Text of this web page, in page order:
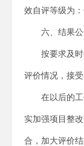
效自评等级为：
六、结果
按要求及
评价情况，接受
在以后的
实加强项目整
合，加大评价